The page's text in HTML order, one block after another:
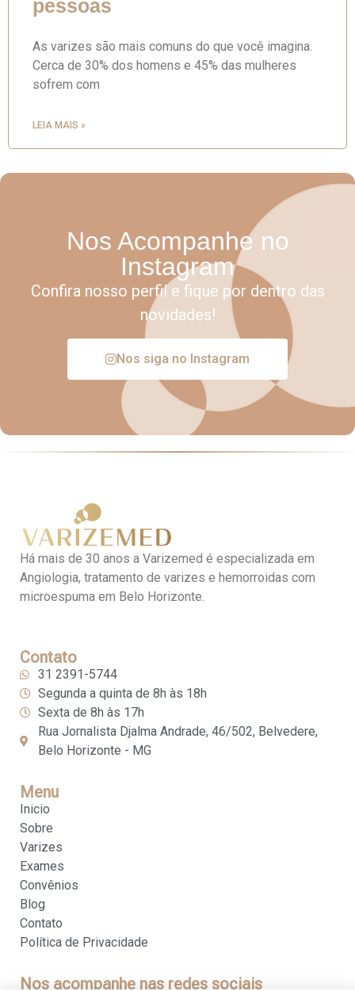
pessoas
As varizes são mais comuns do que você imagina.
Cerca de 30% dos homens e 45% das mulheres
sofrem com
LEIA MAIS »
Nos Acompanhe no
Instagram
Confira nosso perfil e fique por dentro das
novidades!
Nos siga no Instagram
Há mais de 30 anos a Varizemed é especializada em
Angiologia, tratamento de varizes e hemorroidas com
microespuma em Belo Horizonte.
Contato
31 2391-5744
Segunda a quinta de 8h às 18h
Sexta de 8h às 17h
Rua Jornalista Djalma Andrade, 46/502, Belvedere,
Belo Horizonte - MG
Menu
Inicio
Sobre
Varizes
Exames
Convênios
Blog
Contato
Política de Privacidade
Nos acompanhe nas redes sociais